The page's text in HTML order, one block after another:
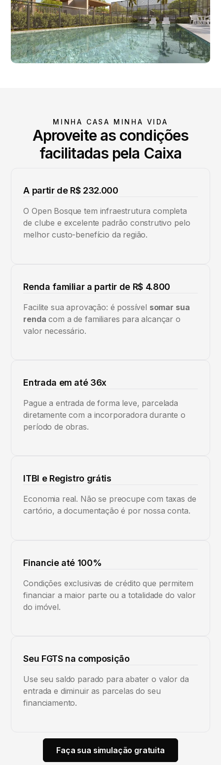
MINHA CASA MINHA VIDA
Aproveite as condições
facilitadas pela Caixa
A partir de R$ 232.000
O Open Bosque tem infraestrutura completa
de clube e excelente padrão construtivo pelo
melhor custo-benefício da região.
Renda familiar a partir de R$ 4.800
Facilite sua aprovação: é possível somar sua
renda com a de familiares para alcançar o
valor necessário.
Entrada em até 36x
Pague a entrada de forma leve, parcelada
diretamente com a incorporadora durante o
período de obras.
ITBI e Registro grátis
Economia real. Não se preocupe com taxas de
cartório, a documentação é por nossa conta.
Financie até 100%
Condições exclusivas de crédito que permitem
financiar a maior parte ou a totalidade do valor
do imóvel.
Seu FGTS na composição
Use seu saldo parado para abater o valor da
entrada e diminuir as parcelas do seu
financiamento.
Faça sua simulação gratuita